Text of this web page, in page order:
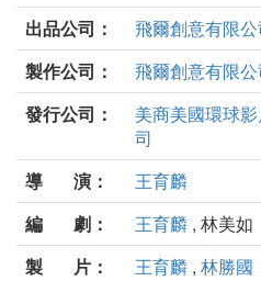
出品公司：
飛爾創意有限公
製作公司：
飛爾創意有限公
發行公司：
美商美國環球
司
導 演：
王育麟
編 劇：
王育麟 , 林美如
製 片：
王育麟 , 林勝國